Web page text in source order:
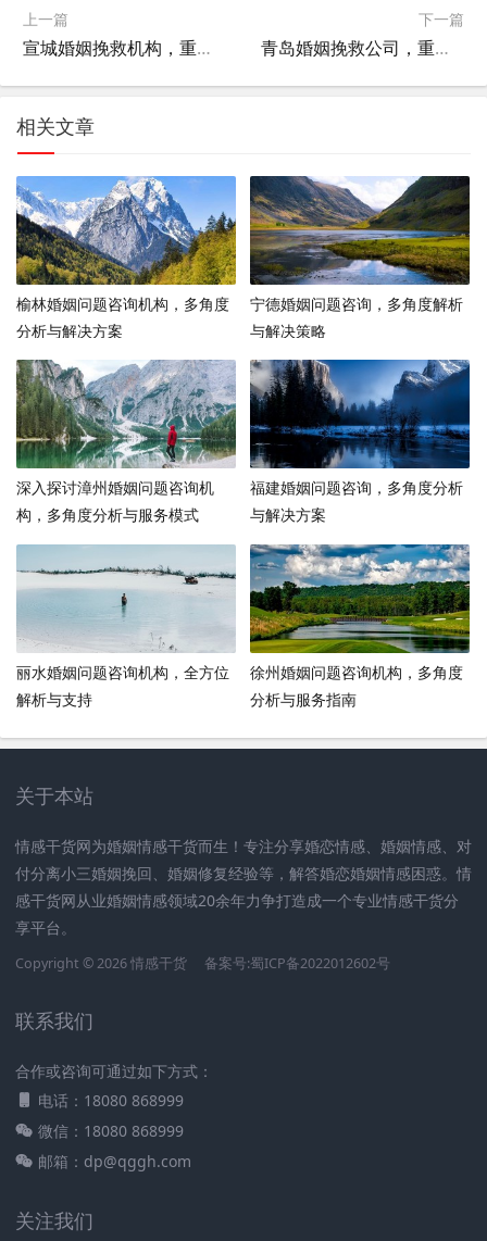
上一篇
宣城婚姻挽救机构，重建和谐家庭的桥梁
下一篇
青岛婚姻挽救公司，重建幸福桥梁的专家
相关文章
榆林婚姻问题咨询机构，多角度
分析与解决方案
宁德婚姻问题咨询，多角度解析
与解决策略
深入探讨漳州婚姻问题咨询机
构，多角度分析与服务模式
福建婚姻问题咨询，多角度分析
与解决方案
丽水婚姻问题咨询机构，全方位
解析与支持
徐州婚姻问题咨询机构，多角度
分析与服务指南
关于本站
情感干货网为婚姻情感干货而生！专注分享婚恋情感、婚姻情感、对
付分离小三婚姻挽回、婚姻修复经验等，解答婚恋婚姻情感困惑。情
感干货网从业婚姻情感领域20余年力争打造成一个专业情感干货分
享平台。
Copyright © 2026 情感干货 备案号:蜀ICP备2022012602号
联系我们
合作或咨询可通过如下方式：
电话：18080 868999
微信：18080 868999
邮箱：dp@qggh.com
关注我们